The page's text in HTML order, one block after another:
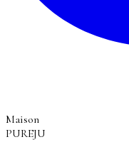
Maison
PUREJU